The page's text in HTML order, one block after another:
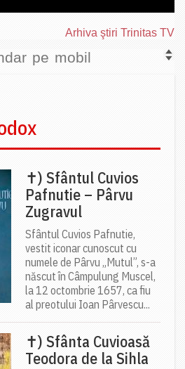
Arhiva ştiri Trinitas TV
pe mobil
✝) Sfântul Cuvios
Pafnutie – Pârvu
Zugravul
Sfântul Cuvios Pafnutie,
vestit iconar cunoscut cu
numele de Pârvu „Mutul”, s-a
născut în Câmpulung Muscel,
la 12 octombrie 1657, ca fiu
al preotului Ioan Pârvescu...
✝) Sfânta Cuvioasă
Teodora de la Sihla